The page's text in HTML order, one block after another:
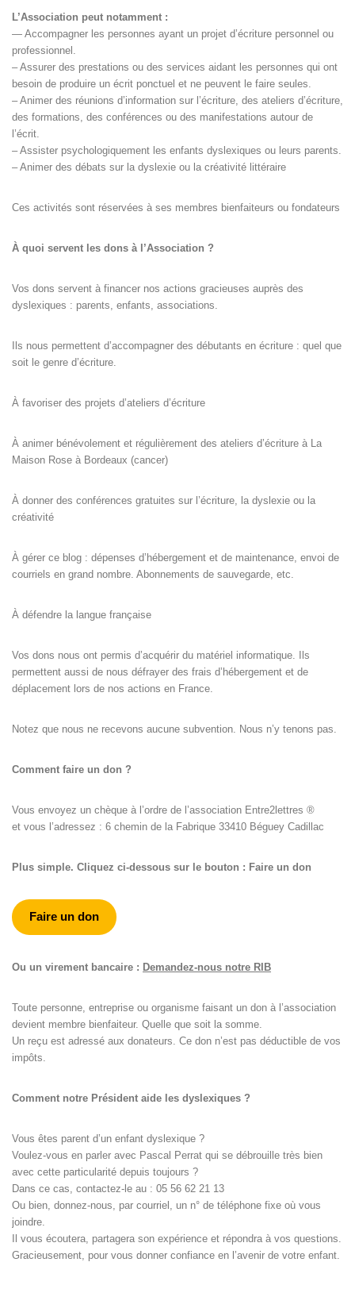
L’Association peut notamment :
— Accompagner les personnes ayant un projet d’écriture personnel ou
professionnel.
– Assurer des prestations ou des services aidant les personnes qui ont
besoin de produire un écrit ponctuel et ne peuvent le faire seules.
– Animer des réunions d’information sur l’écriture, des ateliers d’écriture,
des formations, des conférences ou des manifestations autour de
l’écrit.
– Assister psychologiquement les enfants dyslexiques ou leurs parents.
– Animer des débats sur la dyslexie ou la créativité littéraire
Ces activités sont réservées à ses membres bienfaiteurs ou fondateurs
À quoi servent les dons à l’Association ?
Vos dons servent à financer nos actions gracieuses auprès des
dyslexiques : parents, enfants, associations.
Ils nous permettent d’accompagner des débutants en écriture : quel que
soit le genre d’écriture.
À favoriser des projets d’ateliers d’écriture
À animer bénévolement et régulièrement des ateliers d’écriture à La
Maison Rose à Bordeaux (cancer)
À donner des conférences gratuites sur l’écriture, la dyslexie ou la
créativité
À gérer ce blog : dépenses d’hébergement et de maintenance, envoi de
courriels en grand nombre. Abonnements de sauvegarde, etc.
À défendre la langue française
Vos dons nous ont permis d’acquérir du matériel informatique. Ils
permettent aussi de nous défrayer des frais d’hébergement et de
déplacement lors de nos actions en France.
Notez que nous ne recevons aucune subvention. Nous n’y tenons pas.
Comment faire un don ?
Vous envoyez un chèque à l’ordre de l’association Entre2lettres ®
et vous l’adressez : 6 chemin de la Fabrique 33410 Béguey Cadillac
Plus simple. Cliquez ci-dessous sur le bouton : Faire un don
Faire un don
Ou un virement bancaire : Demandez-nous notre RIB
Toute personne, entreprise ou organisme faisant un don à l’association
devient membre bienfaiteur. Quelle que soit la somme.
Un reçu est adressé aux donateurs. Ce don n’est pas déductible de vos
impôts.
Comment notre Président aide les dyslexiques ?
Vous êtes parent d’un enfant dyslexique ?
Voulez-vous en parler avec Pascal Perrat qui se débrouille très bien
avec cette particularité depuis toujours ?
Dans ce cas, contactez-le au : 05 56 62 21 13
Ou bien, donnez-nous, par courriel, un n° de téléphone fixe où vous
joindre.
Il vous écoutera, partagera son expérience et répondra à vos questions.
Gracieusement, pour vous donner confiance en l’avenir de votre enfant.